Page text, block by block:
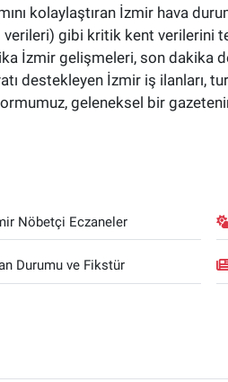
kolaylaştıran İzmir hava
verileri) gibi kritik kent verilerini
İzmir gelişmeleri, son dakika
destekleyen İzmir iş ilanları,
geleneksel bir
Nöbetçi Eczaneler
Durumu ve Fikstür